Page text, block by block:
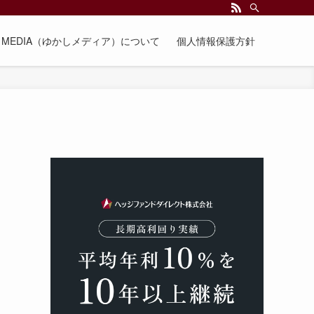
（ゆかしメディア）について 個人情報保護方針